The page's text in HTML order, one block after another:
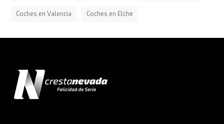
Coches en Valencia Coches en Elche